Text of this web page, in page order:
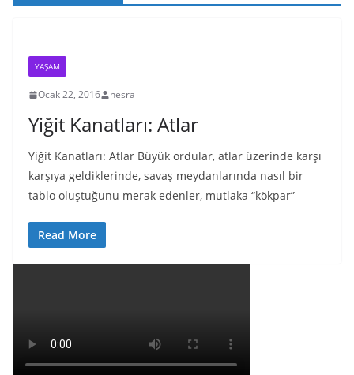
YAŞAM
Ocak 22, 2016 nesra
Yiğit Kanatları: Atlar
Yiğit Kanatları: Atlar Büyük ordular, atlar üzerinde karşı
karşıya geldiklerinde, savaş meydanlarında nasıl bir
tablo oluştuğunu merak edenler, mutlaka “kökpar”
Read More